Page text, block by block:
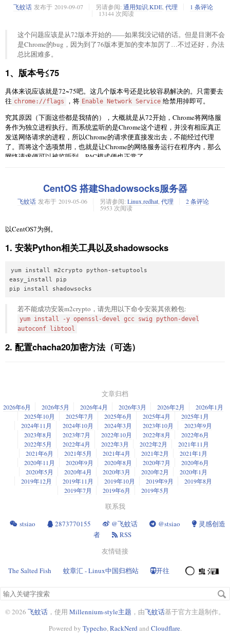
文件路径是 /usr/local/etc/v2ray/config.json
/etc/v2ray/config.json
{}
这就很好的解释了为啥认证会失败了。啥配置都没有，能存在有效用户就
怪了。
虽然不知道为什么之前的 /etc/v2ray/config.json 可以生效，但既然它
现在貌似读取的是带usr的路径，那给它补上就得了呗。
不过为了延续之前的路径，做一个软连接可能是更恰当的选择。直接 ln -
s /etc/v2ray/config.json /usr/local/etc/v2ray ——当然，提前把
usr那个空的config文件删掉。
尝试重启服务 systemctl restart v2ray ，查看状态……
不过下面的信息给出了明确的信息：日志文件无法写入。
那就把日志文件的读写权限给上去就得了呗
再次启动服务，成功。尝试通过客户端连接，也成功了。
这问题出现的还挺突然的——因为前一天还是可以正常使用的东西，在啥
都没手工动过的情况下就不能用了，还是非常没有头绪去解决的。不过好
在没有什么特别令人费解的问题（虽然突然间读取的配置文件路径就变了
能适配到这个问题上，所以还是写下来了。
一句话总结：更好更强大，但更难上手和用好。
部署
现在已经有一键脚本。直接使用即可（Linux）。
curl -L -s https://install.direct/go.sh | bash
安装完成后，配置文件为 /etc/v2ray/config.json ，其
中，”inbounds”下的这几项信息需要记录：port（ 端口 ）、clients中的
id（ 用户id ）和alterId（ 额外id
），它们将在配置客户端时用到。
在VPS中放行上面提到的 port ，然后启动服务:
systemctl enable v2ray
但当前是没有什么伪装措施的，或者说，仅仅是使用了默认的vmess方法进
行“混淆”。一旦检测到，那么必然就会露馅。所以接下来进行进一步的“打
伪装
通过一个正常的网站进行伪装，一来可以合理的解释为什么会有数据传送
来可以套上一层https，数据包就又加密了一次；四来，如果你的vps被屏蔽
了，套上cdn还能让你的vps起死回生。
至于解析和cdn，我选择通过cloudflare来实现。当然也可以用其他的，比如
直接使用域名商的域名解析。使用cf的好处在于可以直接提供cdn和https，
当然，如果有更好的cdn服务商就不要用cloudflare了…都快用烂了。
话就点灭，但https需要你为域名申请一个证书。
切换到 SSL/TLS 标签，将加密模式切换到 Flexible ；切换到 Edge
Certificates 子标签，启动 Always user HTTPS
至此，cf设置完成，接下来设置服务器。
进入到你服务器的宝塔面板（我一直在用宝塔面板，如果你使用单纯的环
境，相信接下来的东西你也是会配置的），进行如下操作：
新建上述域名的网站。静态站还是动态站无所谓，反正有一个网站
就行，这个网站也可以正常使用。比如说浏览器访问是你公司的wiki
站点，实际上在提供v2ray服务
确定后，打开该站点的设置页—配置文件，在结尾的}前增加下述代
码(开头是location 不知道为啥l总是显示不出来)
location /v2ray { #使用软件访问v.123.com/v2ray，会连接到v2ray服
proxy_pass http://127.0.0.1:12345;   #v2ray的端口。应该
    proxy_set_header Connection "upgrade";
    proxy_set_header X-Real-IP $remote_addr;
飞蚊话发布于 2019-09-07 另请参阅: 通用知识 KDE, 代理
1 条评论
13144 次阅读
这个问题应该是从72版本开始的——如果我没记错的话。但是目测不会
是Chrome的bug，因为到了76版本更加的变本加厉了…不过还好，办法
总比困难多。
1、版本号≤75
具体来说应该就是72~75吧。这几个版本号还是比较容易解决的。只需要去
往 chrome://flags ，将 Enable Network Service 给禁用掉即可。
究其原因（下面这些都是我猜的），大概就是从72开始，Chrome将网络服
务作为独立进程执行。而系统监听的是Chrome这个进程，并没有相应真正
发送网络请求的进程，所以Chrome的请求便直接发出去，不能经过代理
了。而将这个选项禁用，也就是让Chrome的网络服务运行在程序内，那么
网络请求便可以被监听到，PAC模式便也正常了。
76应该是最新的版本号了——至少在Archlinux里面是这样的。
即使之前你已经调整过，并且顺利解决了，但当你升级到了76这个版本号
Service 这个选项已经不存在了。
Network Service 这个新特性导致的问题，而且Chrome大概是不打算修
复这个问题的…
了。
所以还是要想想解决方案，让PAC模式可以应用。
如果在 Chrome://flags 里边，以 Network Serivce
会找到一项 Runs network service in-process
好在Chrome的插件里边有一个神器——SwitchyOmega。通过它来判断是否
需要使用代理就行了。
从Chrome应用商店安装 Proxy SwitchyOmega
进入插件设置页，新建情景模式（我这里名字叫做proxy），类型
理服务器
在这个情景模式下，设置代理协议为 SOCKS5 ，服务器和端口为
127.0.0.1:1080（这两项应该与你代理软件内对应的本地设置相同）
在这个情景模式下，添加规则列表，格式为 AutoProxy ，网址
https://raw.githubusercontent.com/gfwlist/gfwlist/mast
CentOS 搭建Shadowsocks服务器
飞蚊话发布于 2019-05-06 另请参阅: Linux,redhat, 代理
2 条评论
5953 次阅读
以CentOS7为例。
1. 安装Python相关工具以及shadowsocks
yum install m2crypto python-setuptools
easy_install pip
pip install shadowsocks
若不能成功安装m2crypto，请先用以下命令安装其依赖包:
yum install -y openssl-devel gcc swig python-devel
autoconf libtool
2. 配置chacha20加密方法（可选）
yum groupinstall "Development Tools"
https://github.com/jedisct1/libsodium/releases/download
/1.0.11/libsodium-1.0.11.tar.gz
编译安装：
tar xvf libsodium-1.0.11.tar.gz && cd
libsodium-1.0.11 && ./configure && make && make
install
更新动态库： ldconfig
3. 服务器配置
可。
"server":"0.0.0.0",
"local_port":1080,
"timeout":600,
"method":"chacha20",# 若未进行第二步，此处推荐设置为`aes-256-cfb`
文章归档
2026年6月 2026年5月 2026年4月 2026年3月 2026年2月
2026年1月
2025年10月
2025年7月 2025年6月 2025年4月
2025年1月
2024年11月
2024年10月 2024年3月 2023年10月
2023年9月
2023年8月
2023年7月 2022年10月 2022年8月
2022年6月
2022年5月
2022年4月 2022年3月 2022年2月
2021年11月
2021年6月
2021年5月 2021年4月 2021年2月
2021年1月
2020年11月
2020年9月 2020年8月 2020年7月
2020年6月
2020年5月
2020年4月 2020年3月 2020年2月
2020年1月
2019年12月
2019年11月 2019年10月 2019年9月
2019年8月
2019年7月
2019年6月 2019年5月
联系我
stsiao
2873770155 @飞蚊话 @stsiao
灵感创造
者
RSS
友情链接
The Salted Fish 蚊章汇 - Linux中国归档站 开往
搜
关© 2026 飞蚊话 ，使用 Millennium-style主题 ，由飞蚊话基于官方主题制作。
Powered by Typecho, RackNerd and Cloudflare.